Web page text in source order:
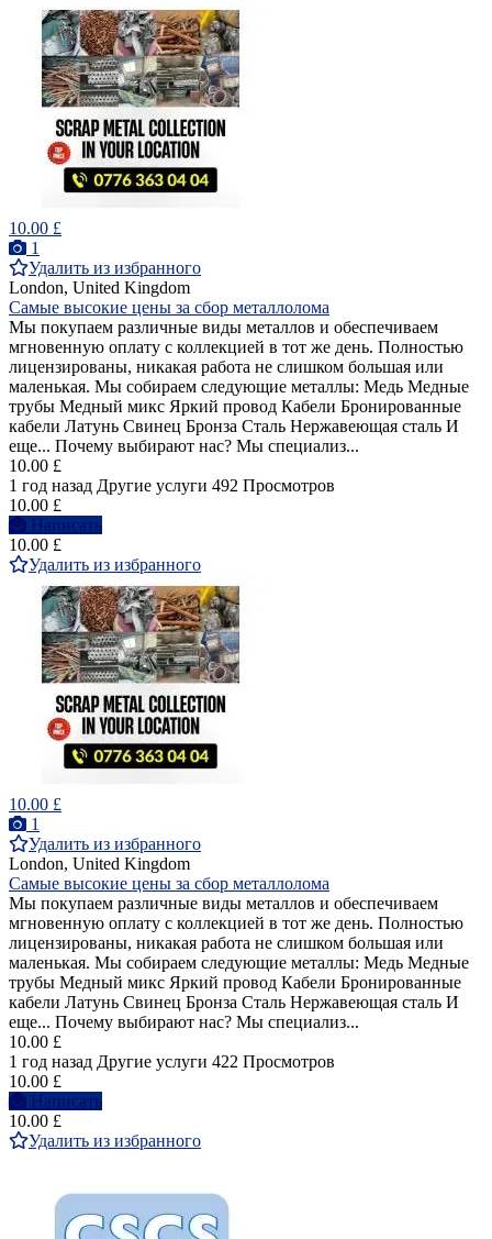
10.00 £
1
Удалить из избранного
London, United Kingdom
Самые высокие цены за сбор металлолома
Мы покупаем различные виды металлов и обеспечиваем
мгновенную оплату с коллекцией в тот же день. Полностью
лицензированы, никакая работа не слишком большая или
маленькая. Мы собираем следующие металлы: Медь Медные
трубы Медный микс Яркий провод Кабели Бронированные
кабели Латунь Свинец Бронза Сталь Нержавеющая сталь И
еще... Почему выбирают нас? Мы специализ...
10.00 £
1 год назад Другие услуги 492 Просмотров
10.00 £
Написать
10.00 £
Удалить из избранного
10.00 £
1
Удалить из избранного
London, United Kingdom
Самые высокие цены за сбор металлолома
Мы покупаем различные виды металлов и обеспечиваем
мгновенную оплату с коллекцией в тот же день. Полностью
лицензированы, никакая работа не слишком большая или
маленькая. Мы собираем следующие металлы: Медь Медные
трубы Медный микс Яркий провод Кабели Бронированные
кабели Латунь Свинец Бронза Сталь Нержавеющая сталь И
еще... Почему выбирают нас? Мы специализ...
10.00 £
1 год назад Другие услуги 422 Просмотров
10.00 £
Написать
10.00 £
Удалить из избранного